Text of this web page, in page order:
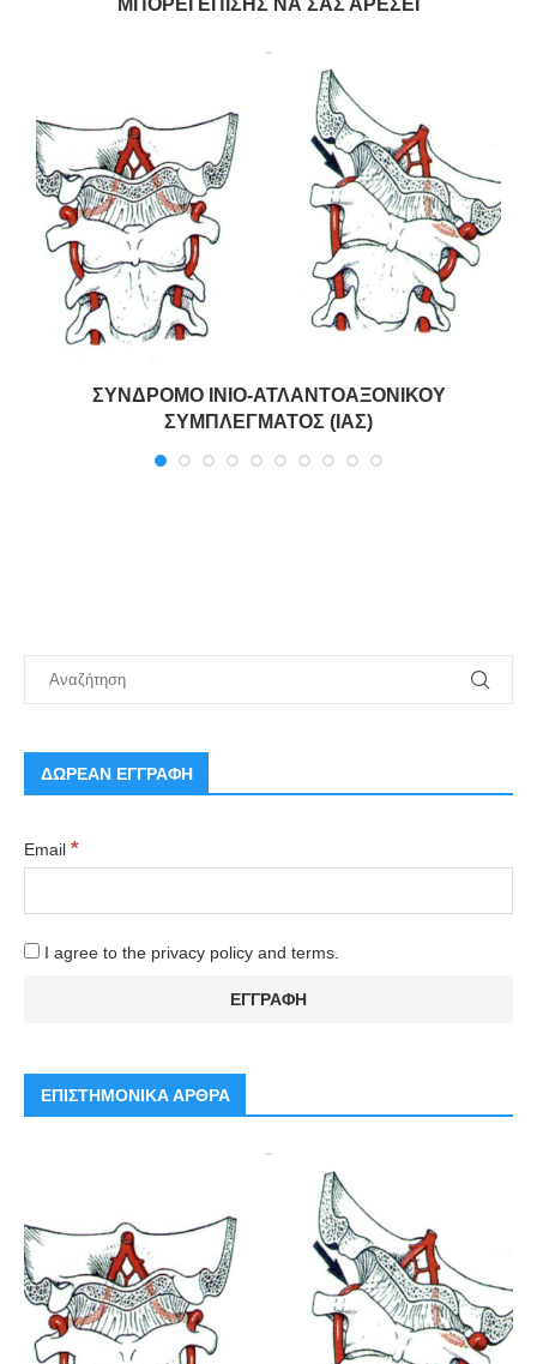
ΜΠΟΡΕΊ ΕΠΊΣΗΣ ΝΑ ΣΑΣ ΑΡΈΣΕΙ
ΣΥΝΔΡΟΜΟ ΙΝΙΟ-ΑΤΛΑΝΤΟΑΞΟΝΙΚΟΥ
ΣΥΜΠΛΕΓΜΑΤΟΣ (ΙΑΣ)
ΔΩΡΕΑΝ ΕΓΓΡΑΦΗ
Email *
I agree to the privacy policy and terms.
ΕΠΙΣΤΗΜΟΝΙΚΑ ΑΡΘΡΑ